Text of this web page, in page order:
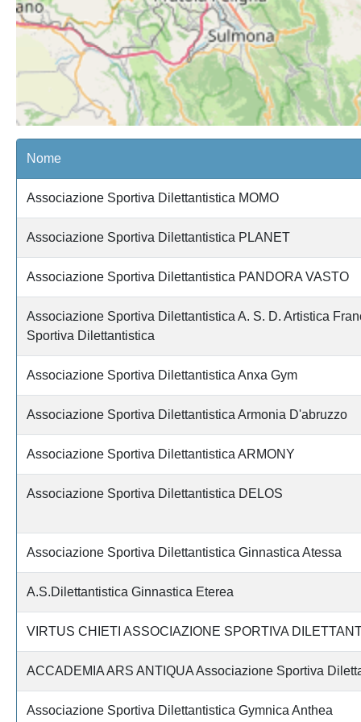
Nome
Associazione Sportiva Dilettantistica MOMO
Associazione Sportiva Dilettantistica PLANET
Associazione Sportiva Dilettantistica PANDORA VASTO
Associazione Sportiva Dilettantistica A. S. D. Artistica
Sportiva Dilettantistica
Associazione Sportiva Dilettantistica Anxa Gym
Associazione Sportiva Dilettantistica Armonia D'abruzzo
Associazione Sportiva Dilettantistica ARMONY
Associazione Sportiva Dilettantistica DELOS
Associazione Sportiva Dilettantistica Ginnastica Atessa
A.S.Dilettantistica Ginnastica Eterea
VIRTUS CHIETI ASSOCIAZIONE SPORTIVA
ACCADEMIA ARS ANTIQUA Associazione Sportiva
Associazione Sportiva Dilettantistica Gymnica Anthea